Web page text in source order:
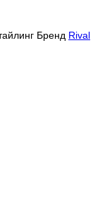
Бренд Rival